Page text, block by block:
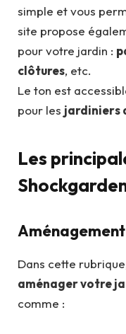
simple et vous
site propose
pour votre jardin :
clôtures, etc.
Le ton est
pour les jardiniers
Les
Dans cette
aménager votre
comme :